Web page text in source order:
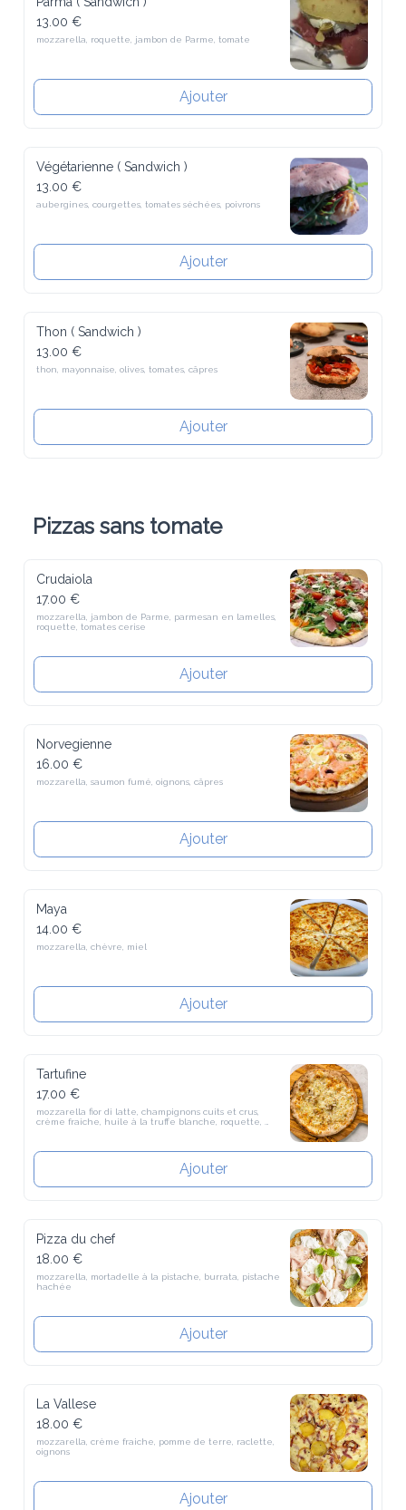
13.00 €
mozzarella, roquette, jambon de Parme, tomate
Ajouter
Végétarienne ( Sandwich )
13.00 €
aubergines, courgettes, tomates séchées, poivrons
Ajouter
Thon ( Sandwich )
13.00 €
thon, mayonnaise, olives, tomates, câpres
Ajouter
Pizzas sans tomate
Crudaiola
17.00 €
tomates cerise
Ajouter
Norvegienne
16.00 €
Ajouter
Maya
14.00 €
Ajouter
Tartufine
17.00 €
huile à la truffe blanche, roquette, bufaline
Ajouter
Pizza du chef
18.00 €
Ajouter
La Vallese
18.00 €
Ajouter